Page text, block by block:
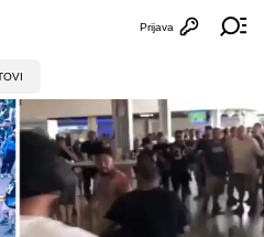
Otvori
Prijava